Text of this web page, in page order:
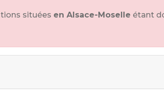
situées en Alsace-Moselle étant